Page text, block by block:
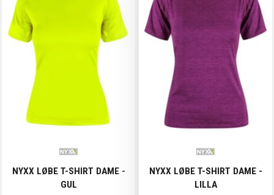
NYXX LØBE T-SHIRT DAME -
GUL
NYXX LØBE T-SHIRT DAME -
LILLA